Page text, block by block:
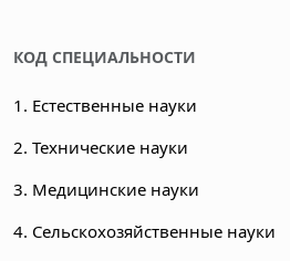
КОД СПЕЦИАЛЬНОСТИ
1. Естественные науки
2. Технические науки
3. Медицинские науки
4. Сельскохозяйственные науки